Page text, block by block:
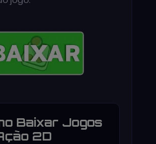
Baixar Jogos
2D